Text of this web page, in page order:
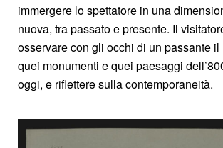
immergere lo spettatore in una
nuova, tra passato e presente. Il
osservare con gli occhi di un passante il
quei monumenti e quei paesaggi
oggi, e riflettere sulla contemporaneità.